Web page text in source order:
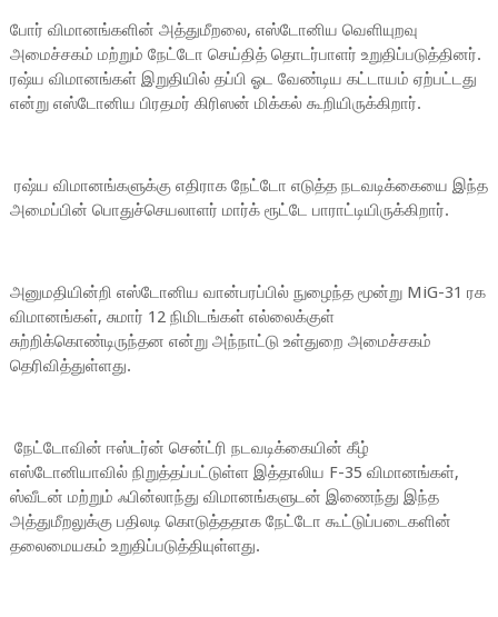
போர் விமானங்களின் அத்துமீறலை, எஸ்டோனிய வெளியுறவு
அமைச்சகம் மற்றும் நேட்டோ செய்தித் தொடர்பாளர் உறுதிப்படுத்தினர்.
ரஷ்ய விமானங்கள் இறுதியில் தப்பி ஓட வேண்டிய கட்டாயம் ஏற்பட்டது
என்று எஸ்டோனிய பிரதமர் கிரிஸன் மிக்கல் கூறியிருக்கிறார்.
ரஷ்ய விமானங்களுக்கு எதிராக நேட்டோ எடுத்த நடவடிக்கையை இந்த
அமைப்பின் பொதுச்செயலாளர் மார்க் ரூட்டே பாராட்டியிருக்கிறார்.
அனுமதியின்றி எஸ்டோனிய வான்பரப்பில் நுழைந்த மூன்று MiG-31 ரக
விமானங்கள், சுமார் 12 நிமிடங்கள் எல்லைக்குள்
சுற்றிக்கொண்டிருந்தன என்று அந்நாட்டு உள்துறை அமைச்சகம்
தெரிவித்துள்ளது.
நேட்டோவின் ஈஸ்டர்ன் சென்ட்ரி நடவடிக்கையின் கீழ்
எஸ்டோனியாவில் நிறுத்தப்பட்டுள்ள இத்தாலிய F-35 விமானங்கள்,
ஸ்வீடன் மற்றும் ஃபின்லாந்து விமானங்களுடன் இணைந்து இந்த
அத்துமீறலுக்கு பதிலடி கொடுத்ததாக நேட்டோ கூட்டுப்படைகளின்
தலைமையகம் உறுதிப்படுத்தியுள்ளது.